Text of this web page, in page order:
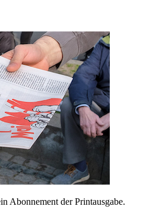
Abonnement der Printausgabe.